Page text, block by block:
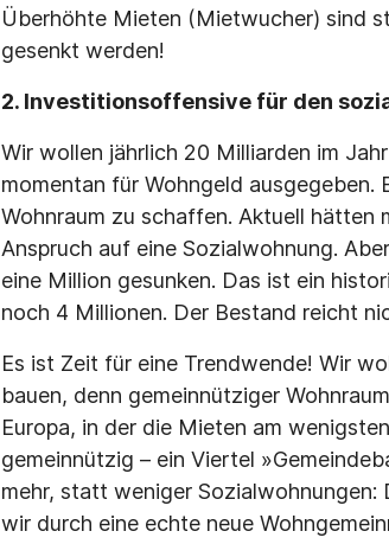
Überhöhte Mieten (Mietwucher) sind
gesenkt werden!
2. Investitionsoffensive für den
Wir wollen jährlich 20 Milliarden im
momentan für Wohngeld ausgegeben.
Wohnraum zu schaffen. Aktuell hätten
Anspruch auf eine Sozialwohnung.
eine Million gesunken. Das ist ein
noch 4 Millionen. Der Bestand reicht
Es ist Zeit für eine Trendwende! Wir
bauen, denn gemeinnütziger
Europa, in der die Mieten am
gemeinnützig – ein Viertel
mehr, statt weniger
wir durch eine echte neue